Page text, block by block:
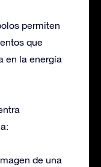
permiten
que
en la energía
de una